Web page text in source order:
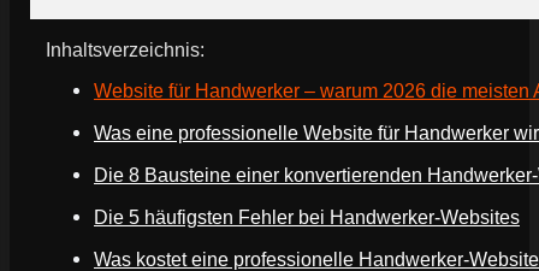
Inhaltsverzeichnis:
Website für Handwerker – warum 2026 die
Was eine professionelle Website für Handwerker
Die 8 Bausteine einer konvertierenden
Die 5 häufigsten Fehler bei Handwerker-Websites
Was kostet eine professionelle Handwerker-